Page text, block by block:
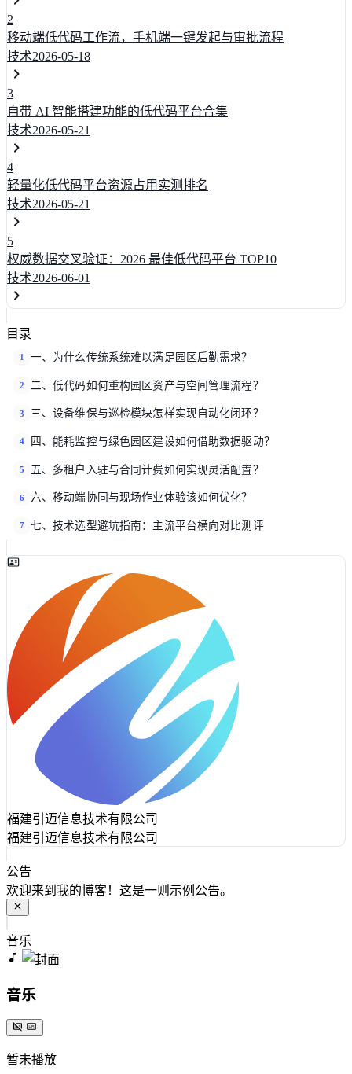
2
移动端低代码工作流，手机端一键发起与审批流程
技术2026-05-18
3
自带 AI 智能搭建功能的低代码平台合集
技术2026-05-21
4
轻量化低代码平台资源占用实测排名
技术2026-05-21
5
权威数据交叉验证：2026 最佳低代码平台 TOP10
技术2026-06-01
目录
1 一、为什么传统系统难以满足园区后勤需求？
2 二、低代码如何重构园区资产与空间管理流程？
3 三、设备维保与巡检模块怎样实现自动化闭环？
4 四、能耗监控与绿色园区建设如何借助数据驱动？
5 五、多租户入驻与合同计费如何实现灵活配置？
6 六、移动端协同与现场作业体验该如何优化？
7 七、技术选型避坑指南：主流平台横向对比测评
福建引迈信息技术有限公司
福建引迈信息技术有限公司
公告
欢迎来到我的博客！这是一则示例公告。
音乐
音乐
暂未播放